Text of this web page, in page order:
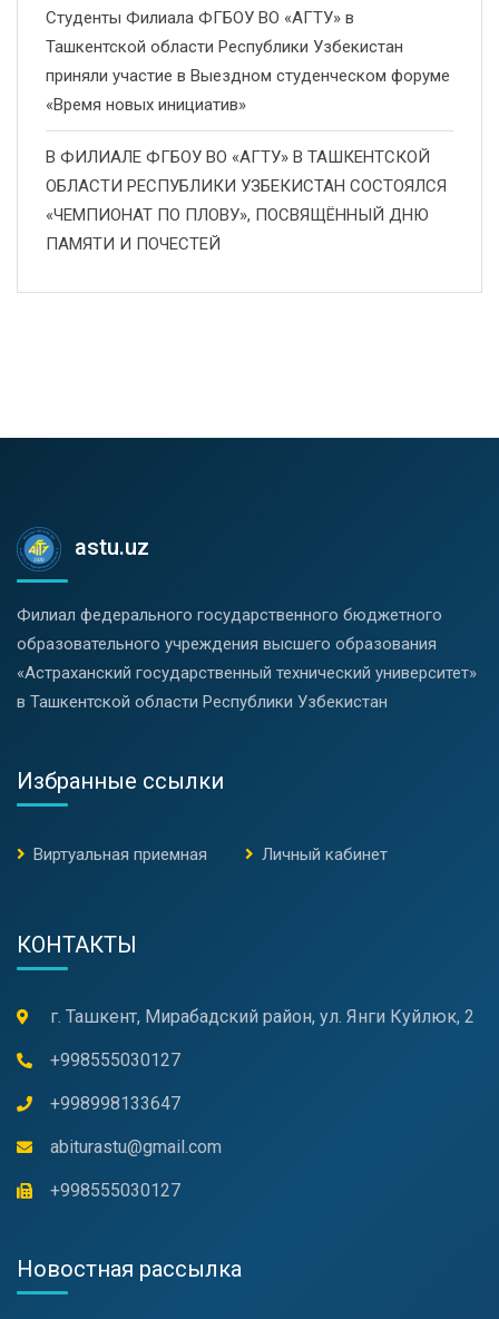
Студенты Филиала ФГБОУ ВО «АГТУ» в
Ташкентской области Республики Узбекистан
приняли участие в Выездном студенческом форуме
«Время новых инициатив»
В ФИЛИАЛЕ ФГБОУ ВО «АГТУ» В ТАШКЕНТСКОЙ
ОБЛАСТИ РЕСПУБЛИКИ УЗБЕКИСТАН СОСТОЯЛСЯ
«ЧЕМПИОНАТ ПО ПЛОВУ», ПОСВЯЩЁННЫЙ ДНЮ
ПАМЯТИ И ПОЧЕСТЕЙ
astu.uz
Филиал федерального государственного бюджетного
образовательного учреждения высшего образования
«Астраханский государственный технический университет»
в Ташкентской области Республики Узбекистан
Избранные ссылки
Виртуальная приемная Личный кабинет
КОНТАКТЫ
г. Ташкент, Мирабадский район, ул. Янги Куйлюк, 2
+998555030127
+998998133647
abiturastu@gmail.com
+998555030127
Новостная рассылка